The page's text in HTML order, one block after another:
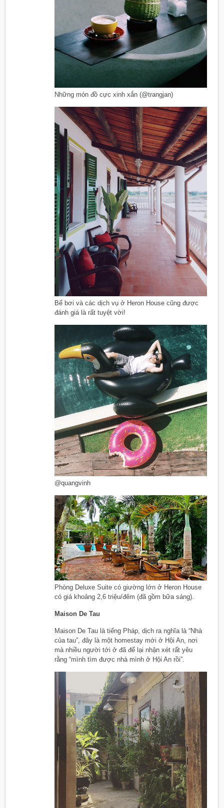
Những món đồ cực xinh xắn (@trangjan)
Bể bơi và các dịch vụ ở Heron House cũng được
đánh giá là rất tuyệt vời!
@quangvinh
Phòng Deluxe Suite có giường lớn ở Heron House
có giá khoảng 2,6 triệu/đêm (đã gồm bữa sáng).
Maison De Tau
Maison De Tau là tiếng Pháp, dịch ra nghĩa là “Nhà
của tau”, đây là một homestay mới ở Hội An, nơi
mà nhiều người tới ở đã để lại nhận xét rất yêu
rằng “mình tìm được nhà mình ở Hội An rồi”.